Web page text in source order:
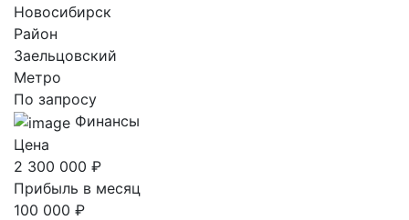
Новосибирск
Район
Заельцовский
Метро
По запросу
Финансы
Цена
2 300 000 ₽
Прибыль в месяц
100 000 ₽